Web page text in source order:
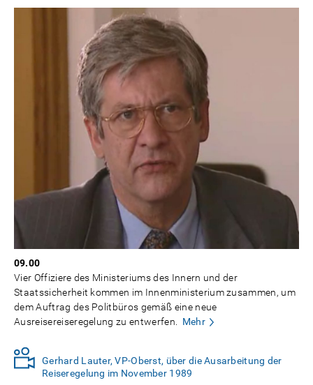
09.00
Vier Offiziere des Ministeriums des Innern und der
Staatssicherheit kommen im Innenministerium zusammen, um
dem Auftrag des Politbüros gemäß eine neue
Ausreisereiseregelung zu entwerfen.
Mehr
Gerhard Lauter, VP-Oberst, über die Ausarbeitung der
Reiseregelung im November 1989